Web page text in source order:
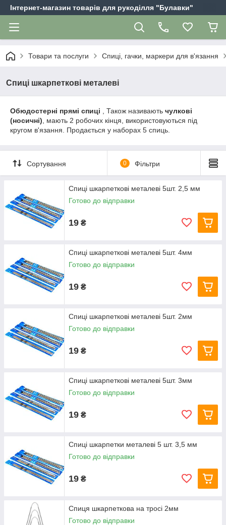
Інтернет-магазин товарів для рукоділля "Булавки"
Товари та послуги Спиці, гачки, маркери для в'язання
Спиці шкарпеткові металеві
Обюдостерні прямі спиці , Також називають чулкові
(носичні) , мають 2 робочих кінця, використовуються під
кругом в'язання. Продається у наборах 5 спиць.
Сортування 0 Фільтри
Спиці шкарпеткові металеві 5шт. 2,5 мм
Готово до відправки
19 ₴
Спиці шкарпеткові металеві 5шт. 4мм
Готово до відправки
19 ₴
Спиці шкарпеткові металеві 5шт. 2мм
Готово до відправки
19 ₴
Спиці шкарпеткові металеві 5шт. 3мм
Готово до відправки
19 ₴
Спиці шкарпетки металеві 5 шт. 3,5 мм
Готово до відправки
19 ₴
Спиця шкарпеткова на тросі 2мм
Готово до відправки